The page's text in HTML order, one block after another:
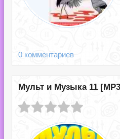
0 комментариев
Мульт и Музыка 11